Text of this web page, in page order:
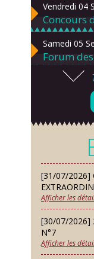
Vendredi 04
Concours
Samedi 05
Forum
Lundi 07 Sep
Danses
d’essai
Mardi 08 Sep
Chorale
Samedi 12
Défi de
lure
Dimanche
Repas de
Lundi 14 Sep
[31/07/2026]
Afficher les
[30/07/2026]
N°7
Afficher les